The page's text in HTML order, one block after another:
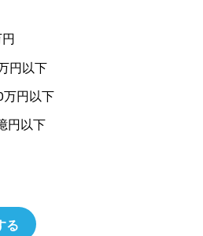
円以下
円以下
円以下